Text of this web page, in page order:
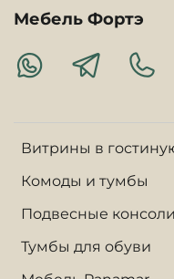
Витрины в
Комоды и тумбы
Подвесные консоли
Тумбы для обуви
Мебель Фортэ